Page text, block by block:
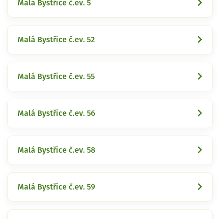
Malá Bystřice č.ev. 5
Malá Bystřice č.ev. 52
Malá Bystřice č.ev. 55
Malá Bystřice č.ev. 56
Malá Bystřice č.ev. 58
Malá Bystřice č.ev. 59